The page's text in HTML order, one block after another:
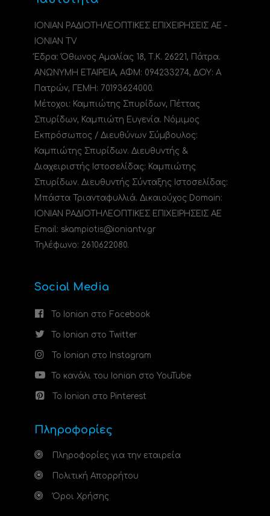
ΙΟΝΙΑΝ ΡΑΔΙΟΤΗΛΕΟΠΤΙΚΕΣ ΕΠΙΧΕΙΡΗΣΕΙΣ ΑΕ -
IONIAN TV
Έδρα: Όθωνος Αμαλίας 18, Τ.Κ. 26221, Πάτρα.
ΑΝΩΝΥΜΗ ΕΤΑΙΡΕΙΑ, ΑΦΜ: 094233274, ΔΟΥ: A
Πατρών, ΓΕΜΗ: 70193624000.
Μέτοχοι: Καμπιώτης Σπυρίδων, Πέττας
Σπυρίδων, Καμπιώτη Ευγενία. Νόμιμος
Εκπρόσωπος / Διευθύνων Σύμβουλος:
Καμπιώτης Σπυρίδων. Διευθυντής &
Διαχειριστής Ιστοσελίδας: Καμπιώτης
Σπυρίδων. Διευθυντής Σύνταξης Ιστοσελίδας:
Μπάστα Τριανταφυλλιά. Δικαιούχος Domain:
ΙΟΝΙΑΝ ΡΑΔΙΟΤΗΛΕΟΠΤΙΚΕΣ ΕΠΙΧΕΙΡΗΣΕΙΣ ΑΕ
Email: skampiotis@ioniantv.gr
Τηλέφωνο: 2610622080.
Social Media
Το Ionian στο Facebook
Το Ionian στο Twitter
Το Ionian στο Instagram
Το κανάλι του Ionian στο YouTube
Το Ionian στο Pinterest
Πληροφορίες
Πληροφορίες για την εταιρεία
Πολιτική Απορρήτου
Όροι Χρήσης